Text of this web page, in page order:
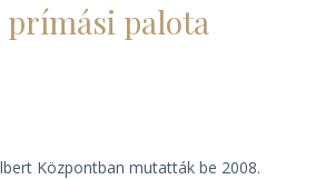
palota
Központban mutatták be 2008.